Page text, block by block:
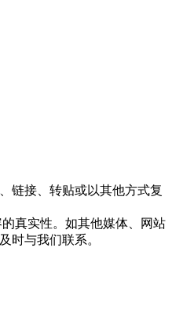
链接、转贴或以其他方式复
真实性。如其他媒体、网站
时与我们联系。